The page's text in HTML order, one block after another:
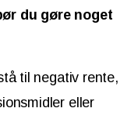
du gøre noget
til negativ rente,
eller